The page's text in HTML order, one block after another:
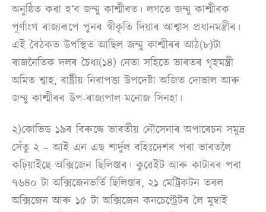
অনুষ্ঠিত কৰা হ’ব জম্মু কাশ্মীৰত। লগতে জম্মু কাশ্মীৰক
পূৰ্ণাংগ ৰাজ্যৰূপে পুনৰ স্বীকৃতি দিয়াৰ আশ্বাস প্ৰধানমন্ত্ৰীৰ।
এই বৈঠকত উপস্থিত আছিল জম্মু কাশ্মীৰৰ আঠ(৮)টা
ৰাজনৈতিক দলৰ চৈধ্য(১৪) নেতা সহিতে ভাৰতৰ গৃহমন্ত্ৰী
অমিত শ্বাহ, ৰাষ্ট্ৰীয় নিৰাপত্তা উপদেষ্টা অজিত দোভাল আৰু
জম্মু কাশ্মীৰৰ উপ-ৰাজ্যপাল মনোজ সিনহা।
২)কোভিড ১৯ৰ বিৰুদ্ধে ভাৰতীয় নৌসেনাৰ অপাৰেচন সমুদ্ৰ
সেঁতু ২ – আই এন এছ শাৰ্দুল বহিঃদেশৰ পৰা ভাৰতলৈ
কঢ়িয়াইছে অক্সিজেন ছিলিণ্ডাৰ। কুৱেইট আৰু কাটাৰৰ পৰা
৭৬৪০ টা অক্সিজেনভৰ্তি ছিলিণ্ডাৰ, ২১ মেট্ৰিকটন তৰল
অক্সিজেন আৰু ১৫ টা অক্সিজেন কনচেণ্ট্ৰেটৰ লৈ মুম্বাই